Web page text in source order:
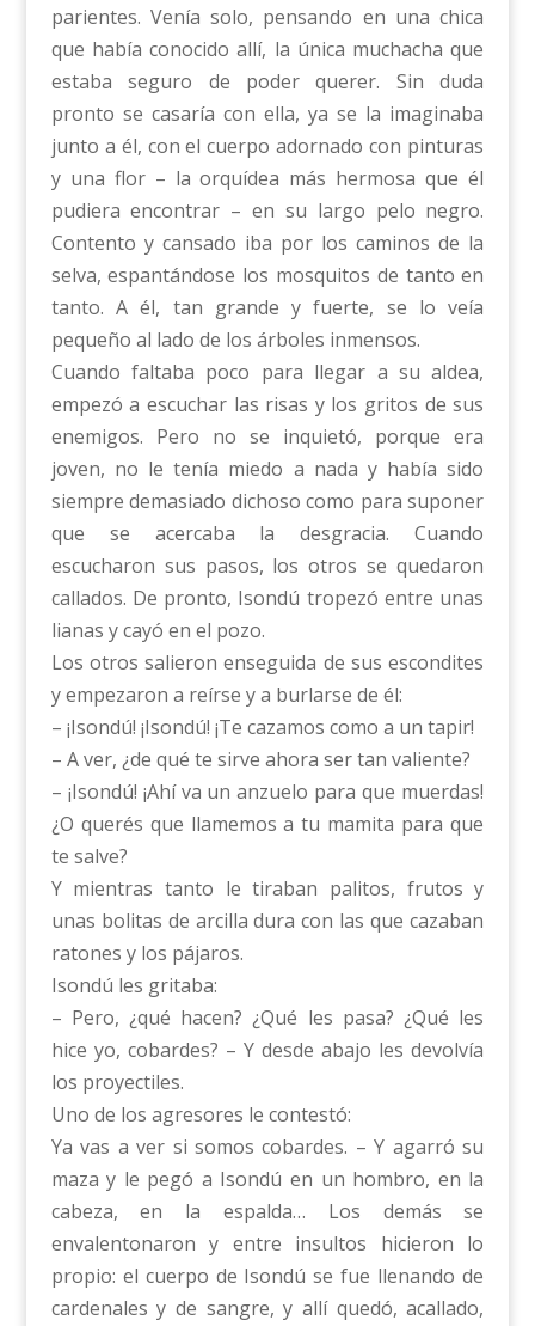
parientes. Venía solo, pensando en una chica
que había conocido allí, la única muchacha que
estaba seguro de poder querer. Sin duda
pronto se casaría con ella, ya se la imaginaba
junto a él, con el cuerpo adornado con pinturas
y una flor – la orquídea más hermosa que él
pudiera encontrar – en su largo pelo negro.
Contento y cansado iba por los caminos de la
selva, espantándose los mosquitos de tanto en
tanto. A él, tan grande y fuerte, se lo veía
pequeño al lado de los árboles inmensos.
Cuando faltaba poco para llegar a su aldea,
empezó a escuchar las risas y los gritos de sus
enemigos. Pero no se inquietó, porque era
joven, no le tenía miedo a nada y había sido
siempre demasiado dichoso como para suponer
que se acercaba la desgracia. Cuando
escucharon sus pasos, los otros se quedaron
callados. De pronto, Isondú tropezó entre unas
lianas y cayó en el pozo.
Los otros salieron enseguida de sus escondites
y empezaron a reírse y a burlarse de él:
– ¡Isondú! ¡Isondú! ¡Te cazamos como a un tapir!
– A ver, ¿de qué te sirve ahora ser tan valiente?
– ¡Isondú! ¡Ahí va un anzuelo para que muerdas!
¿O querés que llamemos a tu mamita para que
te salve?
Y mientras tanto le tiraban palitos, frutos y
unas bolitas de arcilla dura con las que cazaban
ratones y los pájaros.
Isondú les gritaba:
– Pero, ¿qué hacen? ¿Qué les pasa? ¿Qué les
hice yo, cobardes? – Y desde abajo les devolvía
los proyectiles.
Uno de los agresores le contestó:
Ya vas a ver si somos cobardes. – Y agarró su
maza y le pegó a Isondú en un hombro, en la
cabeza, en la espalda… Los demás se
envalentonaron y entre insultos hicieron lo
propio: el cuerpo de Isondú se fue llenando de
cardenales y de sangre, y allí quedó, acallado,